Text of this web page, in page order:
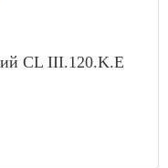
CL III.120.K.E